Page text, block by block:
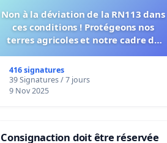
Non à la déviation de la RN113 dans
ces conditions ! Protégeons nos
terres agricoles et notre cadre de
416 signatures
39 Signatures / 7 jours
9 Nov 2025
Consignaction doit être réservée